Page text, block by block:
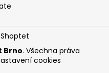
Brno. Všechna práva
cookies